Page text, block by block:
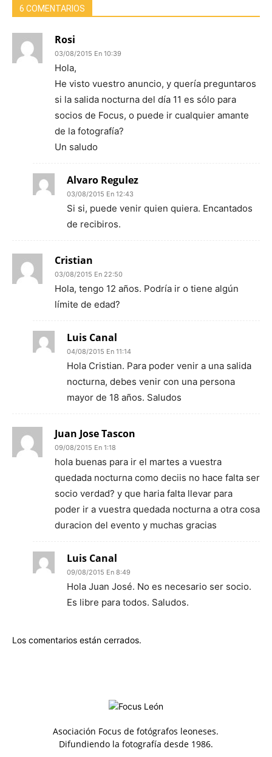
6 COMENTARIOS
Rosi
03/08/2015 En 10:39
Hola,
He visto vuestro anuncio, y quería preguntaros
si la salida nocturna del día 11 es sólo para
socios de Focus, o puede ir cualquier amante
de la fotografía?
Un saludo
Alvaro Regulez
03/08/2015 En 12:43
Si si, puede venir quien quiera. Encantados
de recibiros.
Cristian
03/08/2015 En 22:50
Hola, tengo 12 años. Podría ir o tiene algún
límite de edad?
Luis Canal
04/08/2015 En 11:14
Hola Cristian. Para poder venir a una salida
nocturna, debes venir con una persona
mayor de 18 años. Saludos
Juan Jose Tascon
09/08/2015 En 1:18
hola buenas para ir el martes a vuestra
quedada nocturna como deciis no hace falta ser
socio verdad? y que haria falta llevar para
poder ir a vuestra quedada nocturna a otra cosa
duracion del evento y muchas gracias
Luis Canal
09/08/2015 En 8:49
Hola Juan José. No es necesario ser socio.
Es libre para todos. Saludos.
Los comentarios están cerrados.
Asociación Focus de fotógrafos leoneses.
Difundiendo la fotografía desde 1986.